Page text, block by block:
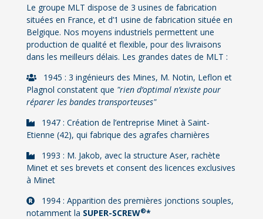
Description G
Le groupe MLT dispose de 3 usines de fabrication
situées en France, et d’1 usine de fabrication située en
Belgique. Nos moyens industriels permettent une
production de qualité et flexible, pour des livraisons
dans les meilleurs délais. Les grandes dates de MLT :
1945 : 3 ingénieurs des Mines, M. Notin, Leflon et
Plagnol constatent que "rien d’optimal n’existe pour
réparer les bandes transporteuses"
1947 : Création de l’entreprise Minet à Saint-
Etienne (42), qui fabrique des agrafes charnières
1993 : M. Jakob, avec la structure Aser, rachète
Minet et ses brevets et consent des licences exclusives
à Minet
1994 : Apparition des premières jonctions souples,
notamment la SUPER-SCREW®*